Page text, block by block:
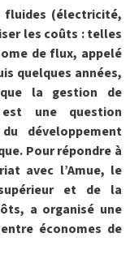
fluides (électricité,
les coûts : telles
de flux, appelé
quelques années,
que la gestion de
une question
développement
Pour répondre à
avec l’Amue, le
et de la
a organisé une
économes de